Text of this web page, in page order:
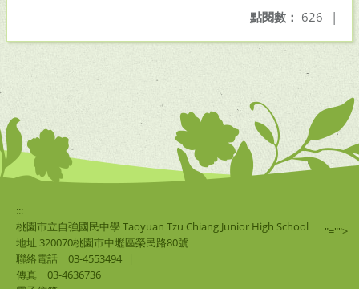
點閱數： 626 |
:::
桃園市立自強國民中學 Taoyuan Tzu Chiang Junior High School
地址 320070桃園市中壢區榮民路80號
聯絡電話
03-4553494
|
傳真
03-4636736
"="">